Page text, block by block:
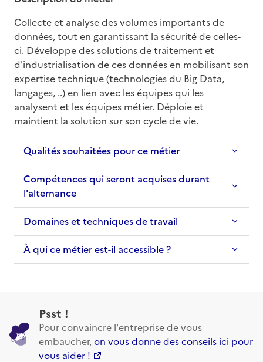
Collecte et analyse des volumes importants de
données, tout en garantissant la sécurité de celles-
ci. Développe des solutions de traitement et
d'industrialisation de ces données en mobilisant son
expertise technique (technologies du Big Data,
langages, ..) en lien avec les équipes qui les
analysent et les équipes métier. Déploie et
maintient la solution sur son cycle de vie.
Qualités souhaitées pour ce métier
Compétences qui seront acquises durant
l'alternance
Domaines et techniques de travail
À qui ce métier est-il accessible ?
Psst !
Pour convaincre l'entreprise de vous
embaucher,on vous donne des conseils ici pour
vous aider !